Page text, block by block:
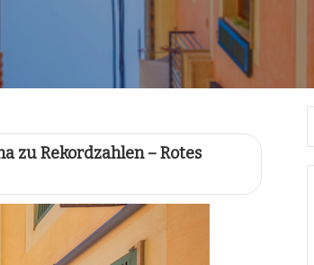
zu Rekordzahlen – Rotes